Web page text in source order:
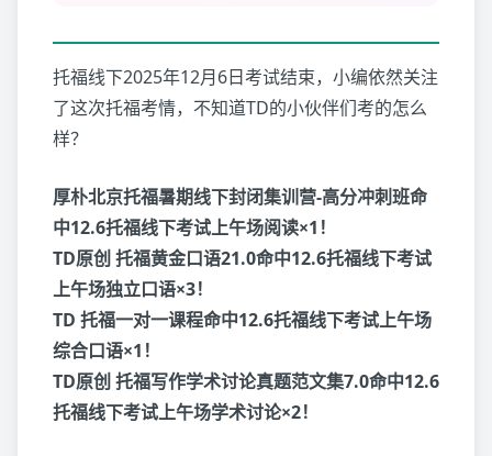
托福线下2025年12月6日考试结束，小编依然关注
了这次托福考情，不知道TD的小伙伴们考的怎么
样？
厚朴北京托福暑期线下封闭集训营-高分冲刺班命
中12.6托福线下考试上午场阅读×1！
TD原创 托福黄金口语21.0命中12.6托福线下考试
上午场独立口语×3！
TD 托福一对一课程命中12.6托福线下考试上午场
综合口语×1！
TD原创 托福写作学术讨论真题范文集7.0命中12.6
托福线下考试上午场学术讨论×2！